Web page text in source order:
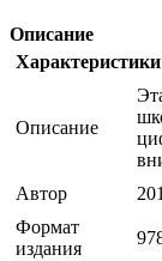
Описание
Характеристики
Описание
Автор
Формат
издания